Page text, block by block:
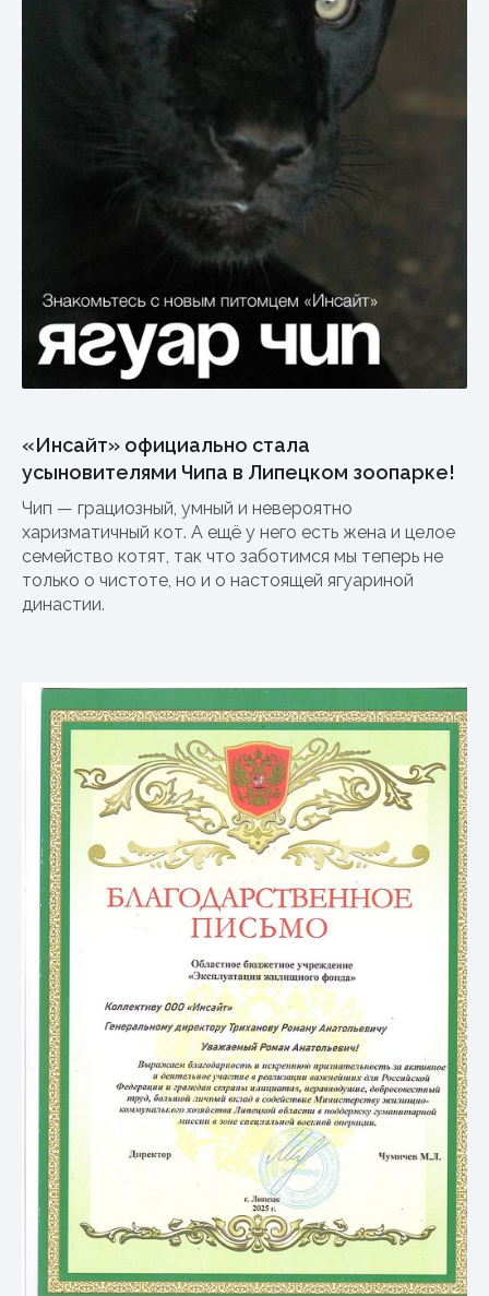
«Инсайт» официально стала
усыновителями Чипа в Липецком зоопарке!
Чип — грациозный, умный и невероятно
харизматичный кот. А ещё у него есть жена и целое
семейство котят, так что заботимся мы теперь не
только о чистоте, но и о настоящей ягуариной
династии.